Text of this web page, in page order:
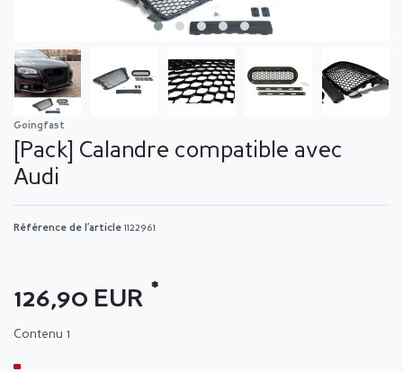
Goingfast
[Pack] Calandre compatible avec
Audi
Référence de l’article 1122961
126,90 EUR *
Contenu 1